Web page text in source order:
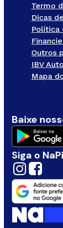
Termo
Dicas
Política
Outros
IBV Auto
Mapa
Baixe
Siga o